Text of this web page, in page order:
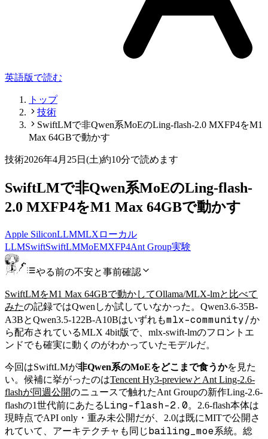
英語版で読む
トップ
技術
SwiftLMで非Qwen系MoEのLing-flash-2.0 MXFP4をM1
Max 64GBで動かす
技術2026年4月25日(土)約10分で読めます
SwiftLMで非Qwen系MoEのLing-flash-
2.0 MXFP4をM1 Max 64GBで動かす
Apple SiliconLLMMLX ローカル
LLMSwiftSwiftLMMoEMXFP4Ant Group実験
やる前の不安と事前確認
SwiftLMをM1 Max 64GBで動かしてOllama/MLX-lmと比べて
みたの記録ではQwenしか試していなかった。Qwen3.6-35B-
A3BとQwen3.5-122B-A10Bはいずれもmlx-community/か
ら配布されているMLX 4bit版で、mlx-swift-lmのフロントエ
ンドでも確実に動くのがわかっていたモデルだ。
今回はSwiftLMが非Qwen系のMoEをどこまで食うかを見た
い。候補に挙がったのはTencent Hy3-previewとAnt Ling-2.6-
flashが同週公開のニュースで触れたAnt Groupの新作Ling-2.6-
flashの1世代前にあたるLing-flash-2.0。2.6-flash本体は
現時点でAPI only・重み未公開だが、2.0は既にMITで公開さ
れていて、アーキテクチャも同じbailing_moe系統。総